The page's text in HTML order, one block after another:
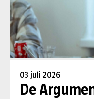
03 juli 2026
De